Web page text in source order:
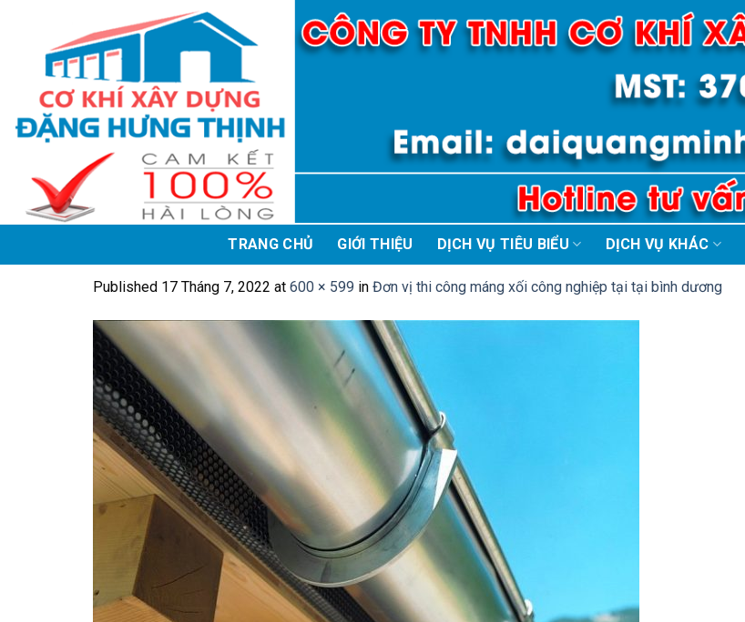
content
TRANG CHỦ GIỚI THIỆU DỊCH VỤ TIÊU BIỂU DỊCH VỤ KHÁC
Published 17 Tháng 7, 2022 at 600 × 599 in Đơn vị thi công máng xối công nghiệp tại tại bình dương